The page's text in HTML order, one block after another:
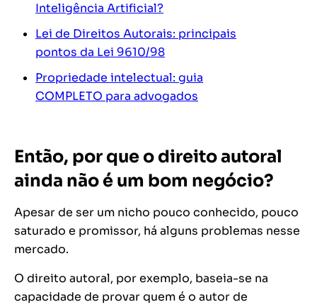
Inteligência Artificial?
Lei de Direitos Autorais: principais
pontos da Lei 9610/98
Propriedade intelectual: guia
COMPLETO para advogados
Então, por que o direito autoral
ainda não é um bom negócio?
Apesar de ser um nicho pouco conhecido, pouco
saturado e promissor, há alguns problemas nesse
mercado.
O direito autoral, por exemplo, baseia-se na
capacidade de provar quem é o autor de